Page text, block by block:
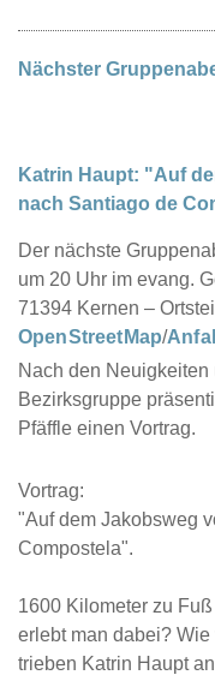
Nächster
Katrin Haupt: "Auf
nach Santiago de
Der nächste
um 20 Uhr im evang.
71394 Kernen –
OpenStreetMap/
Nach den
Bezirksgruppe
Pfäffle einen Vortrag.
Vortrag:
"Auf dem Jakobsweg
Compostela".
1600 Kilometer zu
erlebt man dabei?
trieben Katrin Haupt